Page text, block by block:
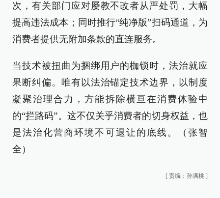
次，有关部门应对屡教不改者从严处罚，大幅
提高违法成本；同时推行“纯净版”扫码通道，为
消费者提供无附加条款的直连服务。
当技术被扭曲为捆绑用户的枷锁时，法治就应
果断纠偏。唯有以法治锚定技术边界，以制度
凝聚治理合力，方能拆除横亘在消费体验中
的“拦路码”。这不仅关乎消费者的切身权益，也
是法治化营商环境不可退让的底线。（张智
全）
[ 责编：孙满桃 ]